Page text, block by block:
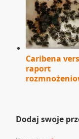
Caribena
raport
Dodaj swoje